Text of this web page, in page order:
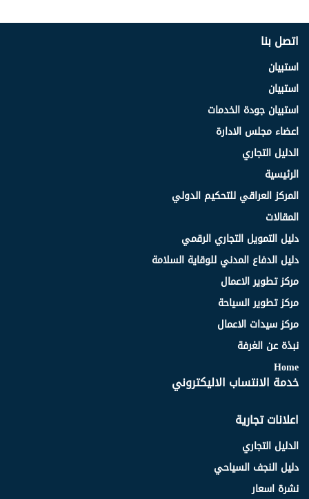
اتصل بنا
استبيان
استبيان
استبيان جودة الخدمات
اعضاء مجلس الادارة
الدليل التجاري
الرئيسية
المركز العراقي للتحكيم الدولي
المقالات
دليل التمويل التجاري الرقمي
دليل الدفاع المدني للوقاية السلامة
مركز تطوير الاعمال
مركز تطوير السياحة
مركز سيدات الاعمال
نبذة عن الغرفة
Home
خدمة الانتساب الاليكتروني
اعلانات تجارية
الدليل التجاري
دليل النجف السياحي
نشرة اسعار